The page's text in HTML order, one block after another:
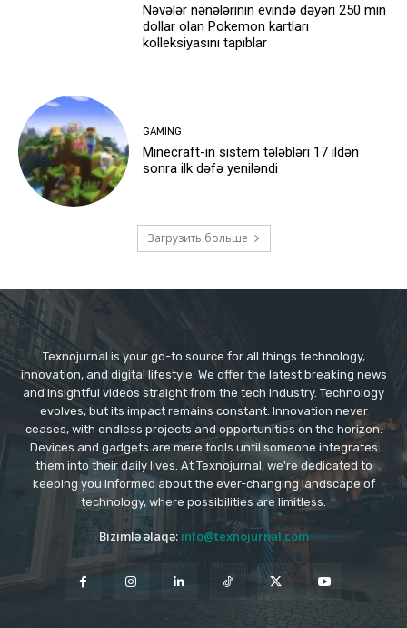
Nəvələr nənələrinin evində dəyəri 250 min
dollar olan Pokemon kartları
kolleksiyasını tapıblar
GAMING
Minecraft-ın sistem tələbləri 17 ildən
sonra ilk dəfə yeniləndi
Загрузить больше
Texnojurnal is your go-to source for all things technology,
innovation, and digital lifestyle. We offer the latest breaking news
and insightful videos straight from the tech industry. Technology
evolves, but its impact remains constant. Innovation never
ceases, with endless projects and opportunities on the horizon.
Devices and gadgets are mere tools until someone integrates
them into their daily lives. At Texnojurnal, we're dedicated to
keeping you informed about the ever-changing landscape of
technology, where possibilities are limitless.
Bizimlə əlaqə: info@texnojurnal.com